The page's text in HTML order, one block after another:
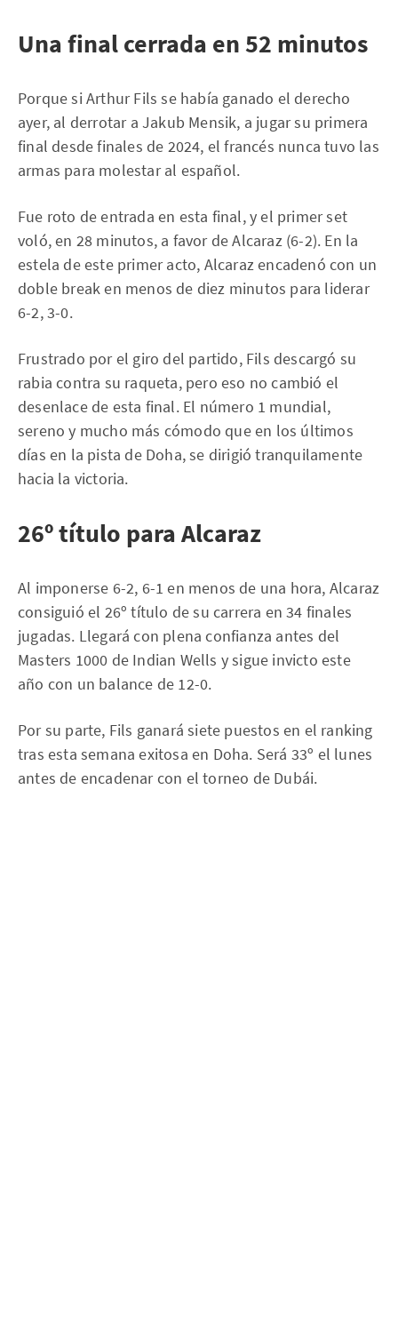
Una final cerrada en 52 minutos
Porque si Arthur Fils se había ganado el derecho
ayer, al derrotar a Jakub Mensik, a jugar su primera
final desde finales de 2024, el francés nunca tuvo las
armas para molestar al español.
Fue roto de entrada en esta final, y el primer set
voló, en 28 minutos, a favor de Alcaraz (6-2). En la
estela de este primer acto, Alcaraz encadenó con un
doble break en menos de diez minutos para liderar
6-2, 3-0.
Frustrado por el giro del partido, Fils descargó su
rabia contra su raqueta, pero eso no cambió el
desenlace de esta final. El número 1 mundial,
sereno y mucho más cómodo que en los últimos
días en la pista de Doha, se dirigió tranquilamente
hacia la victoria.
26º título para Alcaraz
Al imponerse 6-2, 6-1 en menos de una hora, Alcaraz
consiguió el 26º título de su carrera en 34 finales
jugadas. Llegará con plena confianza antes del
Masters 1000 de Indian Wells y sigue invicto este
año con un balance de 12-0.
Por su parte, Fils ganará siete puestos en el ranking
tras esta semana exitosa en Doha. Será 33º el lunes
antes de encadenar con el torneo de Dubái.